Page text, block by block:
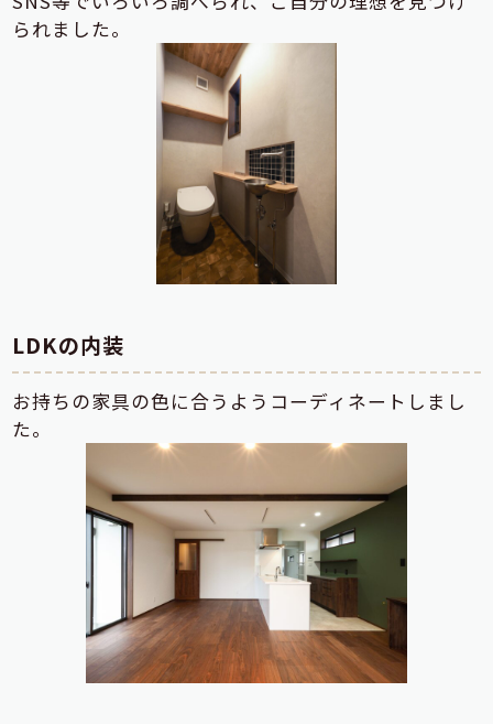
られました。
LDKの内装
お持ちの家具の色に合うようコーディネートしまし
た。